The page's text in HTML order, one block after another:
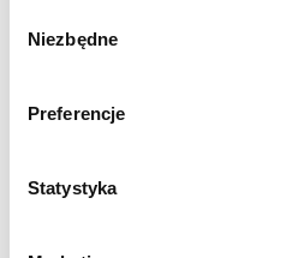
zgody
Niezbędne
Preferencje
Statystyka
Zobacz wszystko
Dofinansowania
Dofinansowania